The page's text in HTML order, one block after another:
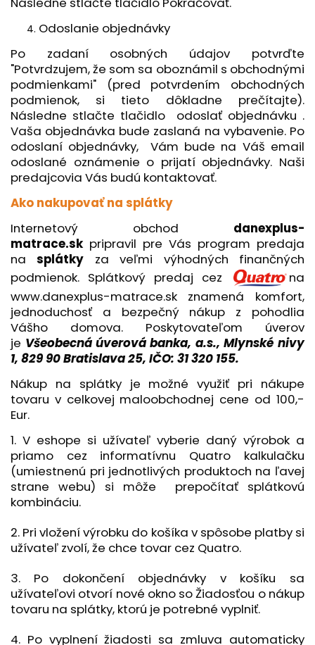
Odoslanie objednávky
Po zadaní osobných údajov potvrďte
"Potvrdzujem, že som sa oboznámil s obchodnými
podmienkami" (pred potvrdením obchodných
podmienok, si tieto dôkladne prečítajte).
Následne stlačte tlačidlo odoslať objednávku .
Vaša objednávka bude zaslaná na vybavenie. Po
odoslaní objednávky, Vám bude na Váš email
odoslané oznámenie o prijatí objednávky. Naši
predajcovia Vás budú kontaktovať.
Ako nakupovať na splátky
Internetový obchod danexplus-
matrace.sk pripravil pre Vás program predaja
nasplátky za veľmi výhodných finančných
podmienok. Splátkový predaj cez
na
www.danexplus-matrace.sk znamená komfort,
jednoduchosť a bezpečný nákup z pohodlia
Vášho domova. Poskytovateľom úverov
je Všeobecná úverová banka, a.s., Mlynské nivy
1, 829 90 Bratislava 25, IČO: 31 320 155.
Nákup na splátky je možné využiť pri nákupe
tovaru v celkovej maloobchodnej cene od 100,-
Eur.
1. V eshope si užívateľ vyberie daný výrobok a
priamo cez informatívnu Quatro kalkulačku
(umiestnenú pri jednotlivých produktoch na ľavej
strane webu) si môže prepočítať splátkovú
kombináciu.
2. Pri vložení výrobku do košíka v spôsobe platby si
užívateľ zvolí, že chce tovar cez Quatro.
3. Po dokončení objednávky v košíku sa
užívateľovi otvorí nové okno so Žiadosťou o nákup
tovaru na splátky, ktorú je potrebné vyplniť.
4. Po vyplnení žiadosti sa zmluva automaticky